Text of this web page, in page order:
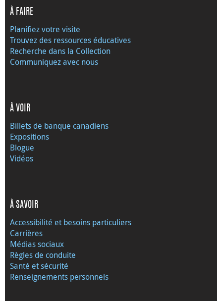
À FAIRE
Planifiez votre visite
Trouvez des ressources éducatives
Recherche dans la Collection
Communiquez avec nous
À VOIR
Billets de banque canadiens
Expositions
Blogue
Vidéos
À SAVOIR
Accessibilité et besoins particuliers
Carrières
Médias sociaux
Règles de conduite
Santé et sécurité
Renseignements personnels